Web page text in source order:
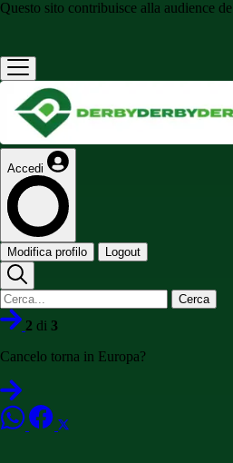
Questo sito contribuisce alla audience de
Accedi
Modifica profilo Logout
Cerca
2 di 3
Cancelo torna in Europa?